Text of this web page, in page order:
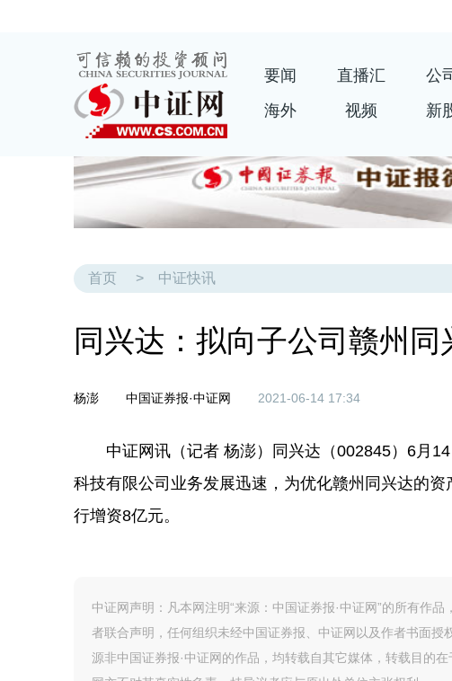
要闻 直播汇 公司
海外
视频 新
首页 > 中证快讯
同兴达：拟向子公司赣州
杨澎 中国证券报·中证网 2021-06-14 17:34
中证网讯（记者 杨澎）同兴达（002845）6月14
科技有限公司业务发展迅速，为优化赣州同兴达的
行增资8亿元。
中证网声明：凡本网注明“来源：中国证券报·中证网”的所有作
者联合声明，任何组织未经中国证券报、中证网以及作者书面
源非中国证券报·中证网的作品，均转载自其它媒体，转载目的